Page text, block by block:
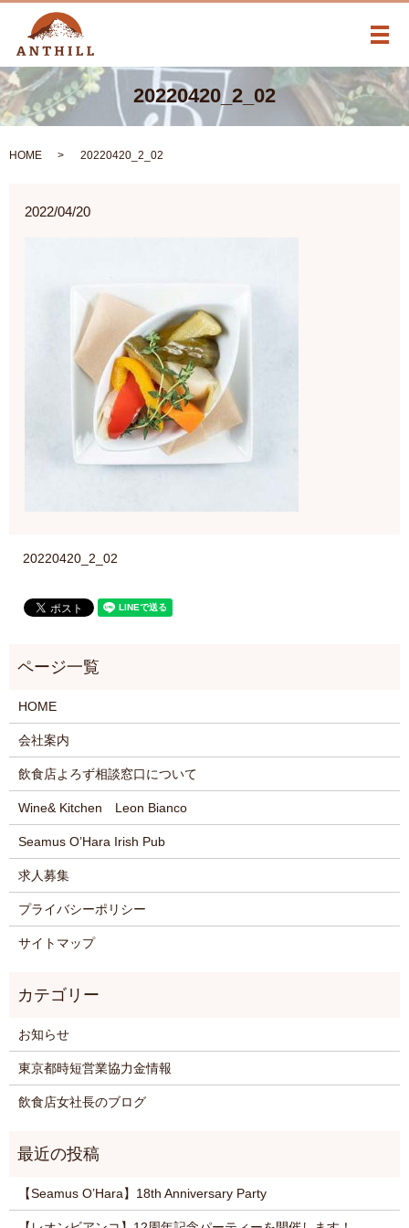
メ
20220420_2_02
HOME 20220420_2_02
2022/04/20
20220420_2_02
HOME
会社案内
飲食店よろず相談窓口について
Wine& Kitchen Leon Bianco
Seamus O’Hara Irish Pub
求人募集
プライバシーポリシー
サイトマップ
お知らせ
東京都時短営業協力金情報
飲食店女社長のブログ
【Seamus O’Hara】18th Anniversary Party